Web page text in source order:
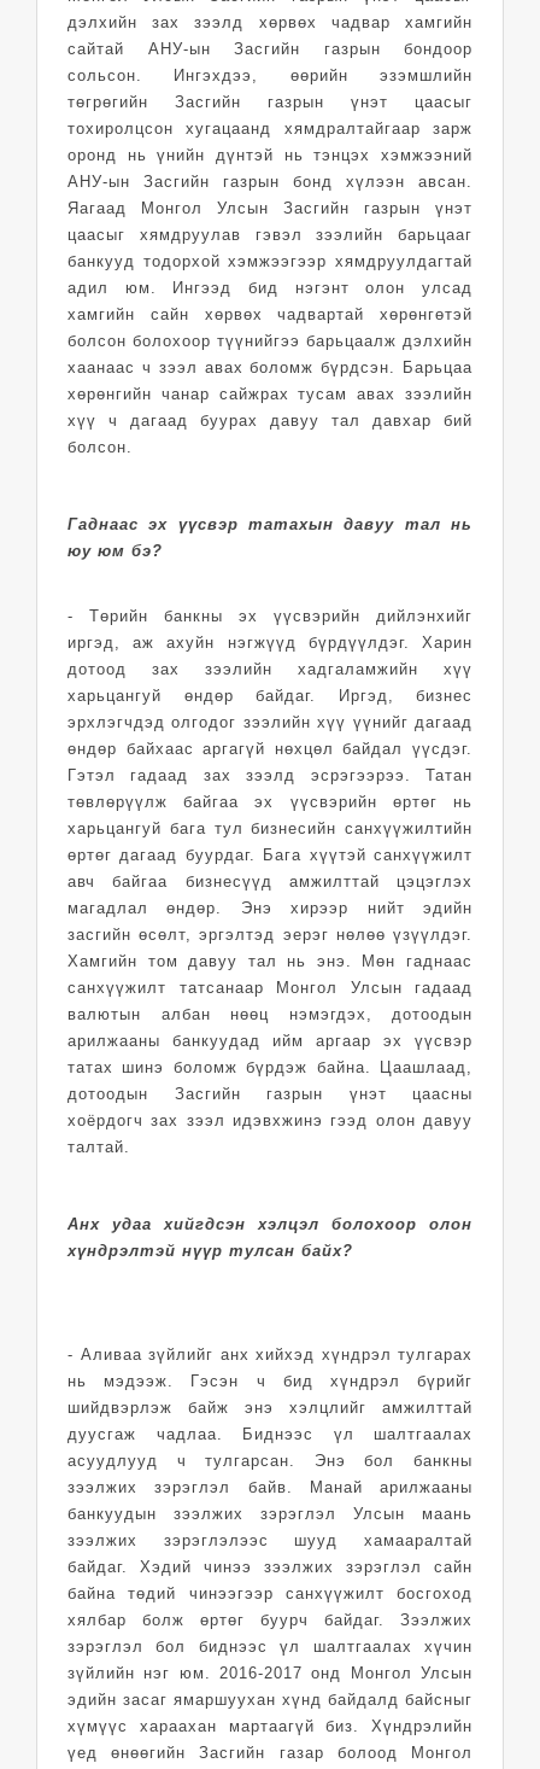
дэлхийн зах зээлд хөрвөх чадвар хамгийн
сайтай АНУ-ын Засгийн газрын бондоор
сольсон. Ингэхдээ, өөрийн эзэмшлийн
төгрөгийн Засгийн газрын үнэт цаасыг
тохиролцсон хугацаанд хямдралтайгаар зарж
оронд нь үнийн дүнтэй нь тэнцэх хэмжээний
АНУ-ын Засгийн газрын бонд хүлээн авсан.
Яагаад Монгол Улсын Засгийн газрын үнэт
цаасыг хямдруулав гэвэл зээлийн барьцааг
банкууд тодорхой хэмжээгээр хямдруулдагтай
адил юм. Ингээд бид нэгэнт олон улсад
хамгийн сайн хөрвөх чадвартай хөрөнгөтэй
болсон болохоор түүнийгээ барьцаалж дэлхийн
хаанаас ч зээл авах боломж бүрдсэн. Барьцаа
хөрөнгийн чанар сайжрах тусам авах зээлийн
хүү ч дагаад буурах давуу тал давхар бий
болсон.
Гаднаас эх үүсвэр татахын давуу тал нь
юу юм бэ?
- Төрийн банкны эх үүсвэрийн дийлэнхийг
иргэд, аж ахуйн нэгжүүд бүрдүүлдэг. Харин
дотоод зах зээлийн хадгаламжийн хүү
харьцангуй өндөр байдаг. Иргэд, бизнес
эрхлэгчдэд олгодог зээлийн хүү үүнийг дагаад
өндөр байхаас аргагүй нөхцөл байдал үүсдэг.
Гэтэл гадаад зах зээлд эсрэгээрээ. Татан
төвлөрүүлж байгаа эх үүсвэрийн өртөг нь
харьцангуй бага тул бизнесийн санхүүжилтийн
өртөг дагаад буурдаг. Бага хүүтэй санхүүжилт
авч байгаа бизнесүүд амжилттай цэцэглэх
магадлал өндөр. Энэ хирээр нийт эдийн
засгийн өсөлт, эргэлтэд эерэг нөлөө үзүүлдэг.
Хамгийн том давуу тал нь энэ. Мөн гаднаас
санхүүжилт татсанаар Монгол Улсын гадаад
валютын албан нөөц нэмэгдэх, дотоодын
арилжааны банкуудад ийм аргаар эх үүсвэр
татах шинэ боломж бүрдэж байна. Цаашлаад,
дотоодын Засгийн газрын үнэт цаасны
хоёрдогч зах зээл идэвхжинэ гээд олон давуу
талтай.
Анх удаа хийгдсэн хэлцэл болохоор олон
хүндрэлтэй нүүр тулсан байх?
- Аливаа зүйлийг анх хийхэд хүндрэл тулгарах
нь мэдээж. Гэсэн ч бид хүндрэл бүрийг
шийдвэрлэж байж энэ хэлцлийг амжилттай
дуусгаж чадлаа. Биднээс үл шалтгаалах
асуудлууд ч тулгарсан. Энэ бол банкны
зээлжих зэрэглэл байв. Манай арилжааны
банкуудын зээлжих зэрэглэл Улсын маань
зээлжих зэрэглэлээс шууд хамааралтай
байдаг. Хэдий чинээ зээлжих зэрэглэл сайн
байна төдий чинээгээр санхүүжилт босгоход
хялбар болж өртөг буурч байдаг. Зээлжих
зэрэглэл бол биднээс үл шалтгаалах хүчин
зүйлийн нэг юм. 2016-2017 онд Монгол Улсын
эдийн засаг ямаршуухан хүнд байдалд байсныг
хүмүүс хараахан мартаагүй биз. Хүндрэлийн
үед өнөөгийн Засгийн газар болоод Монгол